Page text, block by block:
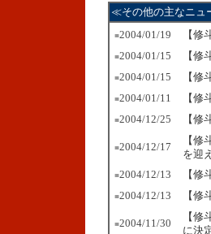
≪その他の主なニュ
■2004/01/19 【
■2004/01/15 【
■2004/01/15 【修
■2004/01/11 【
■2004/12/25 【
■2004/12/17
【
を迎
■2004/12/13 【
■2004/12/13 【
■2004/11/30
【
に決